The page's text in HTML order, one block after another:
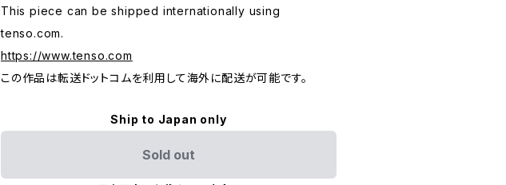
This piece can be shipped internationally using
tenso.com.
https://www.tenso.com
この作品は転送ドットコムを利用して海外に配送が可能です。
Ship to Japan only
Sold out